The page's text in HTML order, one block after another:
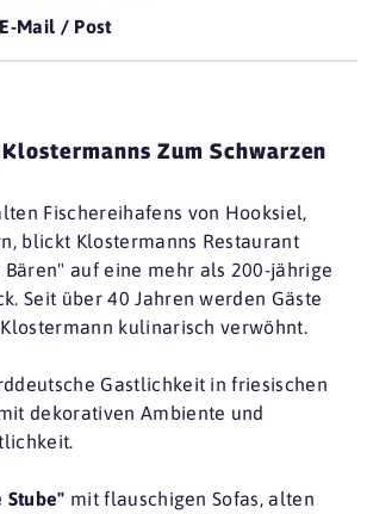
Mail / Post
Zum Schwarzen
Fischereihafens von Hooksiel,
blickt Klostermanns Restaurant
Bären" auf eine mehr als 200-jährige
Seit über 40 Jahren werden Gäste
kulinarisch verwöhnt.
Gastlichkeit in friesischen
dekorativen Ambiente und
Stube" mit flauschigen Sofas, alten